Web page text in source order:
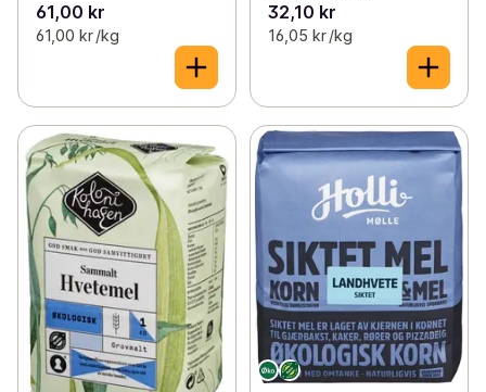
61,00 kr
61,00 kr /kg
32,10 kr
16,05 kr /kg